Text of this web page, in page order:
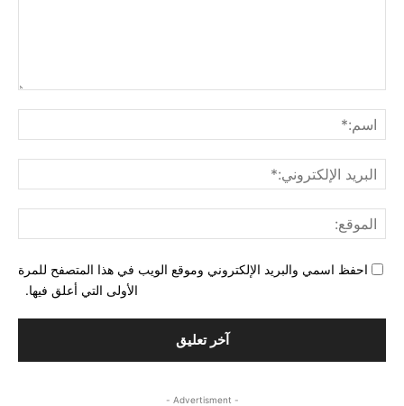
احفظ اسمي والبريد الإلكتروني وموقع الويب في هذا المتصفح للمرة
الأولى التي أعلق فيها.
- Advertisment -